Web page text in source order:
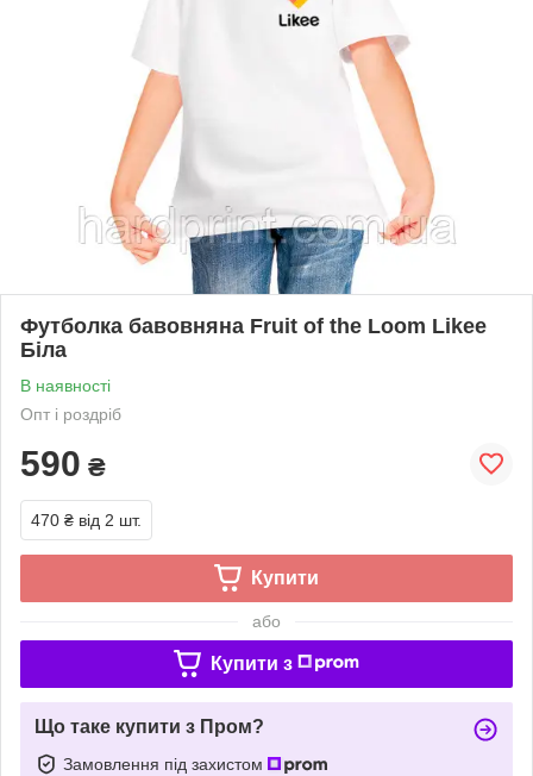
Футболка бавовняна Fruit of the Loom Likee
Біла
В наявності
Опт і роздріб
590 ₴
470 ₴ від 2 шт.
Купити
або
Купити з
Що таке купити з Пром?
Замовлення під захистом